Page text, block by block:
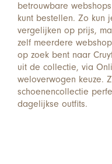
betrouwbare
kunt bestellen. Zo kun
vergelijken op prijs,
zelf meerdere
op zoek bent naar
uit de collectie, via
weloverwogen keuze.
schoenencollectie
dagelijkse outfits.